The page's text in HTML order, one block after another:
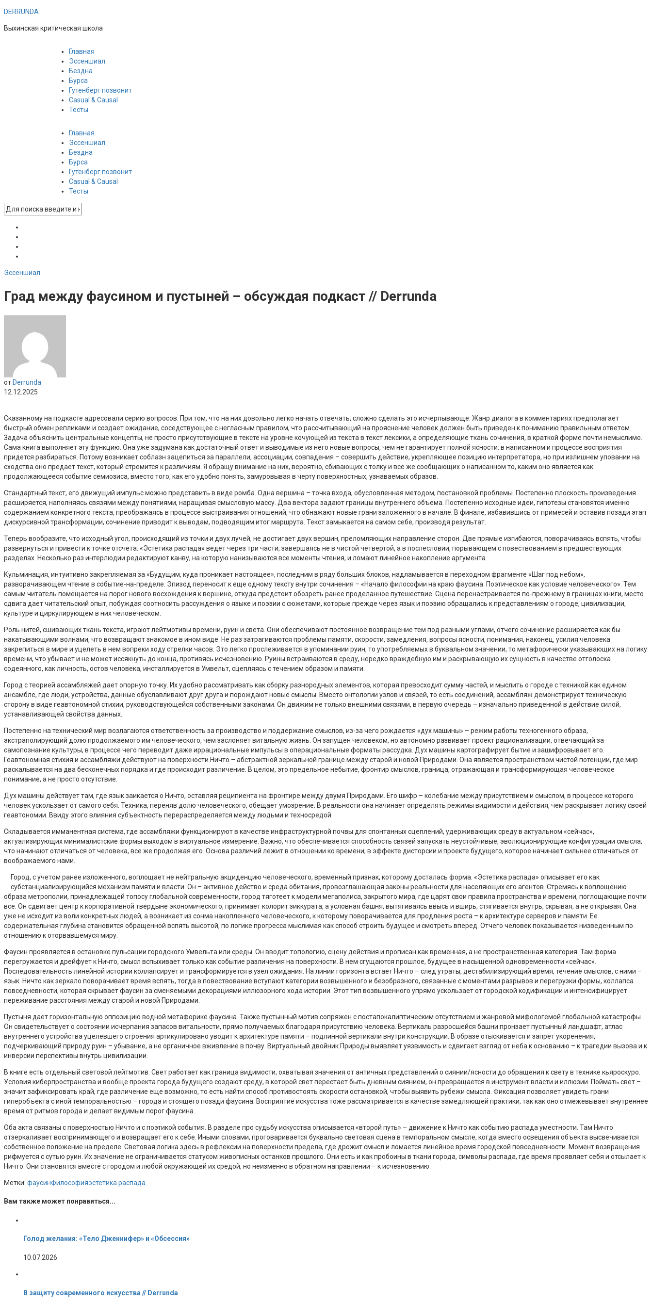
DERRUNDA
Выхинская критическая школа
Главная
Эссеншиал
Бездна
Бурса
Гутенберг позвонит
Casual & Causal
Тесты
Главная
Эссеншиал
Бездна
Бурса
Гутенберг позвонит
Casual & Causal
Тесты
Эссеншиал
Град между фаусином и пустыней – обсуждая подкаст // Derrunda
отDerrunda
12.12.2025
Сказанному на подкасте адресовали серию вопросов. При том, что на них довольно легко начать отвечать, сложно сделать это исчерпывающе. Жанр диалога в комментариях предполагает
быстрый обмен репликами и создает ожидание, соседствующее с негласным правилом, что рассчитывающий на прояснение человек должен быть приведен к пониманию правильным ответом.
Задача объяснить центральные концепты, не просто присутствующие в тексте на уровне кочующей из текста в текст лексики, а определяющие ткань сочинения, в краткой форме почти немыслимо.
Сама книга выполняет эту функцию. Она уже задумана как достаточный ответ и выводимые из него новые вопросы, чем не гарантирует полной ясности: в написанном и процессе восприятия
придется разбираться. Потому возникает соблазн зацепиться за параллели, ассоциации, совпадения – совершить действие, укрепляющее позицию интерпретатора, но при излишнем уповании на
сходства оно предает текст, который стремится к различиям. Я обращу внимание на них, вероятно, сбивающих с толку и все же сообщающих о написанном то, каким оно является как
продолжающееся событие семиозиса, вместо того, как его удобно понять, замуровывая в черту поверхностных, узнаваемых образов.
Стандартный текст, его движущий импульс можно представить в виде ромба. Одна вершина – точка входа, обусловленная методом, постановкой проблемы. Постепенно плоскость произведения
расширяется, наполняясь связями между понятиями, наращивая смысловую массу. Два вектора задают границы внутреннего объема. Постепенно исходные идеи, гипотезы становятся именно
содержанием конкретного текста, преображаясь в процессе выстраивания отношений, что обнажают новые грани заложенного в начале. В финале, избавившись от примесей и оставив позади этап
дискурсивной трансформации, сочинение приводит к выводам, подводящим итог маршрута. Текст замыкается на самом себе, производя результат.
Теперь вообразите, что исходный угол, происходящий из точки и двух лучей, не достигает двух вершин, преломляющих направление сторон. Две прямые изгибаются, поворачиваясь вспять, чтобы
развернуться и привести к точке отсчета. «Эстетика распада» ведет через три части, завершаясь не в чистой четвертой, а в послесловии, порывающем с повествованием в предшествующих
разделах. Несколько раз интерлюдии редактируют канву, на которую нанизываются все моменты чтения, и ломают линейное накопление аргумента.
Кульминация, интуитивно закрепляемая за «Будущим, куда проникает настоящее», последним в ряду больших блоков, надламывается в переходном фрагменте «Шаг под небом»,
разворачивающем чтение в событие-на-пределе. Эпизод переносит к еще одному тексту внутри сочинения – «Начало философии на краю фаусина. Поэтическое как условие человеческого». Тем
самым читатель помещается на порог нового восхождения к вершине, откуда предстоит обозреть ранее проделанное путешествие. Сцена перенастраивается по-прежнему в границах книги, место
сдвига дает читательский опыт, побуждая соотносить рассуждения о языке и поэзии с сюжетами, которые прежде через язык и поэзию обращались к представлениям о городе, цивилизации,
культуре и циркулирующем в них человеческом.
Роль нитей, сшивающих ткань текста, играют лейтмотивы времени, руин и света. Они обеспечивают постоянное возвращение тем под разными углами, отчего сочинение расширяется как бы
накатывающими волнами, что возвращают знакомое в ином виде. Не раз затрагиваются проблемы памяти, скорости, замедления, вопросы ясности, понимания, наконец, усилия человека
закрепиться в мире и уцелеть в нем вопреки ходу стрелки часов. Это легко прослеживается в упоминании руин, то употребляемых в буквальном значении, то метафорически указывающих на логику
времени, что убывает и не может иссякнуть до конца, противясь исчезновению. Руины встраиваются в среду, нередко враждебную им и раскрывающую их сущность в качестве отголоска
содеянного, как личность, остов человека, инсталлируется в Умвельт, сцепляясь с течением образом и памяти.
Город с теорией ассамбляжей дает опорную точку. Их удобно рассматривать как сборку разнородных элементов, которая превосходит сумму частей, и мыслить о городе с техникой как едином
ансамбле, где люди, устройства, данные обуславливают друг друга и порождают новые смыслы. Вместо онтологии узлов и связей, то есть соединений, ассамбляж демонстрирует техническую
сторону в виде геавтономной стихии, руководствующейся собственными законами. Он движим не только внешними связями, в первую очередь – изначально приведенной в действие силой,
устанавливающей свойства данных.
Постепенно на технический мир возлагаются ответственность за производство и поддержание смыслов, из-за чего рождается «дух машины» – режим работы техногенного образа,
экстраполирующий долю продолжаемого им человеческого, чем заслоняет витальную жизнь. Он запущен человеком, но автономно развивает проект рационализации, отвечающий за
самопознание культуры, в процессе чего переводит даже иррациональные импульсы в операциональные форматы рассудка. Дух машины картографирует бытие и зашифровывает его.
Геавтономная стихия и ассамбляжи действуют на поверхности Ничто – абстрактной зеркальной границе между старой и новой Природами. Она является пространством чистой потенции, где мир
раскалывается на два бесконечных порядка и где происходит различение. В целом, это предельное небытие, фронтир смыслов, граница, отражающая и трансформирующая человеческое
понимание, а не просто отсутствие.
Дух машины действует там, где язык заикается о Ничто, оставляя реципиента на фронтире между двумя Природами. Его шифр – колебание между присутствием и смыслом, в процессе которого
человек ускользает от самого себя. Техника, переняв долю человеческого, обещает умозрение. В реальности она начинает определять режимы видимости и действия, чем раскрывает логику своей
геавтономии. Ввиду этого влияния субъектность перераспределяется между людьми и техносредой.
Складывается имманентная система, где ассамбляжи функционируют в качестве инфраструктурной почвы для спонтанных сцеплений, удерживающих среду в актуальном «сейчас»,
актуализирующих минималистские формы выходом в виртуальное измерение. Важно, что обеспечивается способность связей запускать неустойчивые, эволюционирующие конфигурации смысла,
что начинают отличаться от человека, все же продолжая его. Основа различий лежит в отношении ко времени, в эффекте дисторсии и проекте будущего, которое начинает сильнее отличаться от
воображаемого нами.
Город, с учетом ранее изложенного, воплощает не нейтральную акциденцию человеческого, временный признак, которому досталась форма. «Эстетика распада» описывает его как
субстанциализирующийся механизм памяти и власти. Он – активное действо и среда обитания, провозглашающая законы реальности для населяющих его агентов. Стремясь к воплощению
образа метрополии, принадлежащей топосу глобальной современности, город тяготеет к модели мегаполиса, закрытого мира, где царят свои правила пространства и времени, поглощающие почти
все. Он сдвигает центр к корпоративной твердыне экономического, принимает колорит зиккурата, а условная башня, вытягиваясь ввысь и вширь, стягивается внутрь, скрывая, а не открывая. Она
уже не исходит из воли конкретных людей, а возникает из сонма накопленного человеческого, к которому поворачивается для продления роста – к архитектуре серверов и памяти. Ее
содержательная глубина становится обращенной вспять высотой, по логике прогресса мыслимая как способ строить будущее и смотреть вперед. Отчего человек показывается низведенным по
отношению к оторвавшемуся миру.
Фаусин проявляется в остановке пульсации городского Умвельта или среды. Он вводит топологию, сцену действия и прописан как временная, а не пространственная категория. Там форма
перегружается и дрейфует к Ничто, смысл вспыхивает только как событие различения на поверхности. В нем сгущаются прошлое, будущее в насыщенной одновременности «сейчас».
Последовательность линейной истории коллапсирует и трансформируется в узел ожидания. На линии горизонта встает Ничто – след утраты, дестабилизирующий время, течение смыслов, с ними –
язык. Ничто как зеркало поворачивает время вспять, тогда в повествование вступают категории возвышенного и безобразного, связанные с моментами разрывов и перегрузки формы, коллапса
повседневности, которая скрывает фаусин за сменяемыми декорациями иллюзорного хода истории. Этот тип возвышенного упрямо ускользает от городской кодификации и интенсифицирует
переживание расстояния между старой и новой Природами.
Пустыня дает горизонтальную оппозицию водной метафорике фаусина. Также пустынный мотив сопряжен с постапокалиптическим отсутствием и жанровой мифологемой глобальной катастрофы.
Он свидетельствует о состоянии исчерпания запасов витальности, прямо получаемых благодаря присутствию человека. Вертикаль разросшейся башни пронзает пустынный ландшафт, атлас
внутреннего устройства уцелевшего строения артикулировано уводит к архитектуре памяти – подлинной вертикали внутри конструкции. В образе отыскивается и запрет укоренения,
подчеркивающий природу руин – убывание, а не органичное вживление в почву. Виртуальный двойник Природы выявляет уязвимость и сдвигает взгляд от неба к основанию – к трагедии вызова и к
инверсии перспективы внутрь цивилизации.
В книге есть отдельный световой лейтмотив. Свет работает как граница видимости, охватывая значения от античных представлений о сиянии/ясности до обращения к свету в технике кьяроскуро.
Условия киберпространства и вообще проекта города будущего создают среду, в которой свет перестает быть дневным сиянием, он превращается в инструмент власти и иллюзии. Поймать свет –
значит зафиксировать край, где различение еще возможно, то есть найти способ противостоять скорости остановкой, чтобы выявить рубежи смысла. Фиксация позволяет увидеть грани
гиперобъекта с иной темпоральностью – города и стоящего позади фаусина. Восприятие искусства тоже рассматривается в качестве замедляющей практики, так как оно отмежевывает внутреннее
время от ритмов города и делает видимым порог фаусина.
Оба акта связаны с поверхностью Ничто и с поэтикой события. В разделе про судьбу искусства описывается «второй путь» – движение к Ничто как событию распада уместности. Там Ничто
отзеркаливает воспринимающего и возвращает его к себе. Иными словами, проговаривается буквально световая сцена в темпоральном смысле, когда вместо освещения объекта высвечивается
собственное положение на пределе. Световая логика здесь в рефлексии на поверхности предела, где дрожит смысл и ломается линейное время городской повседневности. Момент возвращения
рифмуется с сутью руин. Их значение не ограничивается статусом живописных останков прошлого. Они есть и как пробоины в ткани города, символы распада, где время проявляет себя и отсылает к
Ничто. Они становятся вместе с городом и любой окружающей их средой, но неизменно в обратном направлении – к исчезновению.
Метки: фаусинФилософияэстетика распада
Вам также может понравиться...
Голод желания: «Тело Дженнифер» и «Обсессия»
10.07.2026
В защиту современного искусства // Derrunda